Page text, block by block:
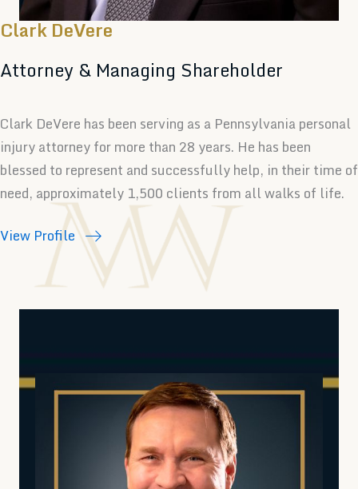
Clark DeVere
Attorney & Managing Shareholder
Clark DeVere has been serving as a Pennsylvania personal
injury attorney for more than 28 years. He has been
blessed to represent and successfully help, in their time of
need, approximately 1,500 clients from all walks of life.
View Profile